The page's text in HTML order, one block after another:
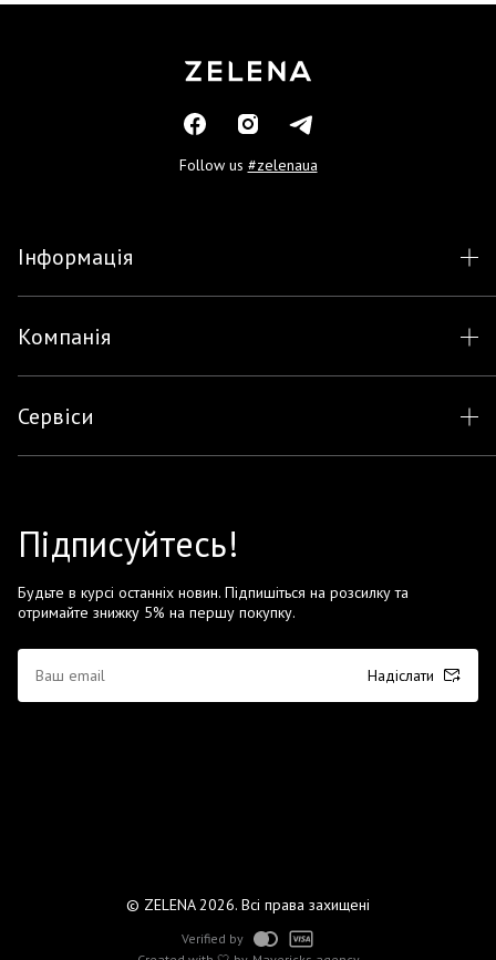
Follow us #zelenaua
Інформація
Компанія
Сервіси
Підписуйтесь!
Будьте в курсі останніх новин. Підпишіться на розсилку та
отримайте знижку 5% на першу покупку.
Надіслати
© ZELENA 2026. Всі права захищені
Verified by